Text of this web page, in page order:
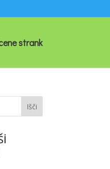
strank
Išči